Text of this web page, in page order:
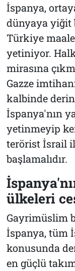
İspanya,
dünyaya yiğit
Türkiye
yetiniyor.
mirasına
Gazze
kalbinde
İspanya'nın
yetinmeyip
terörist İsrail
başlamalıdır.
ülkeleri
Gayrimüslim
İspanya, tüm
konusunda
en güçlü